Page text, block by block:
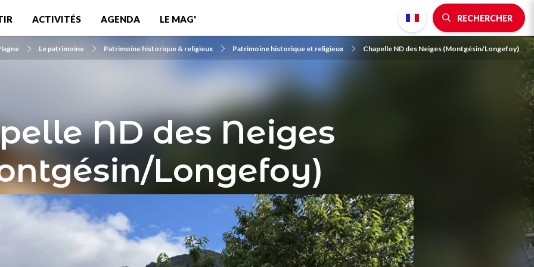
ACTIVITÉS AGENDA LE MAG' RECHERCHER
Le patrimoine Patrimoine historique & religieux Patrimoine historique et religieux Chapelle ND des Neiges (Montgésin/Longefoy)
ND des Neiges
Longefoy)